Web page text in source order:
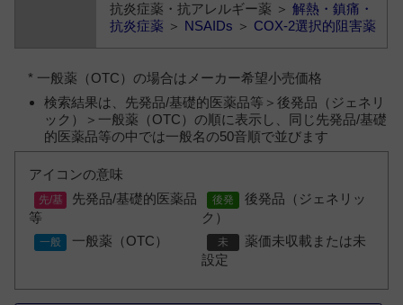
抗炎症薬・抗アレルギー薬 ＞解熱・鎮痛・
抗炎症薬 ＞ NSAIDs ＞ COX-2選択的阻害薬
* 一般薬（OTC）の場合はメーカー希望小売価格
検索結果は、先発品/基礎的医薬品等＞後発品（ジェネリ
ック）＞一般薬（OTC）の順に表示し、同じ先発品/基礎
的医薬品等の中では一般名の50音順で並びます
アイコンの意味
先発品/基礎的医薬品
等
後発品（ジェネリッ
ク）
一般薬（OTC）
薬価未収載または未
設定